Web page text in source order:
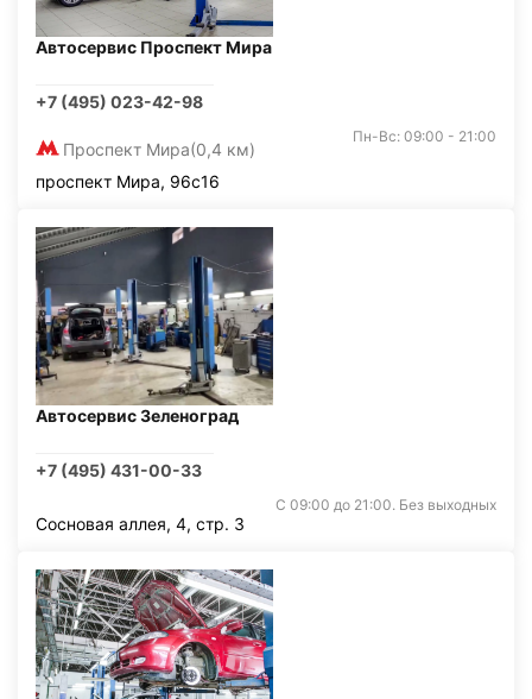
Автосервис Проспект Мира
+7 (495) 023-42-98
Проспект Мира(0,4 км)
Пн-Вс: 09:00 - 21:00
проспект Мира, 96с16
Автосервис Зеленоград
+7 (495) 431-00-33
С 09:00 до 21:00. Без выходных
Сосновая аллея, 4, стр. 3